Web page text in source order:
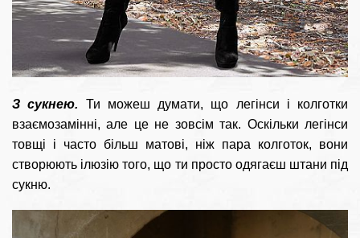
З сукнею. Ти можеш думати, що легінси і колготки
взаємозамінні, але це не зовсім так. Оскільки легінси
товщі і часто більш матові, ніж пара колготок, вони
створюють ілюзію того, що ти просто одягаєш штани під
сукню.